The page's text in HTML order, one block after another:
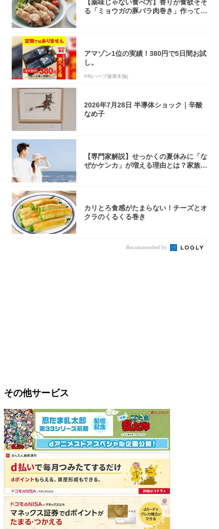
【薬味じゃない食べ方】香りが食欲そそ
る「ミョウガの豚バラ肉巻き」作ってみ
アマゾン1位の実績！380円で5日間お試
し。
PR(ハーブ健康本舗)
2026年7月28日 半導体ショック｜辛酸
なめ子
【専門家解説】せっかくの夏休みに「な
ぜかケンカ」が増える理由とは？家族・
カリとろ食感がたまらない！チーズとオ
クラのくるくる巻き
Recommended by
その他サービス